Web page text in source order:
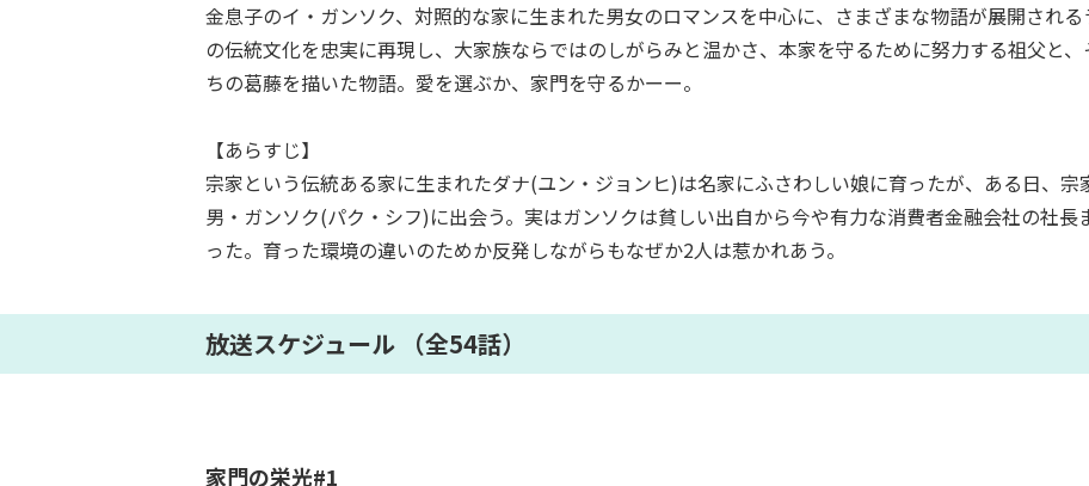
金息子のイ・ガンソク、対照的な家に生まれた男女のロマンスを中心に、さまざまな物語が展開され
の伝統文化を忠実に再現し、大家族ならではのしがらみと温かさ、本家を守るために努力する祖父と
ちの葛藤を描いた物語。愛を選ぶか、家門を守るかーー。
【あらすじ】
宗家という伝統ある家に生まれたダナ(ユン・ジョンヒ)は名家にふさわしい娘に育ったが、ある日、宗
男・ガンソク(パク・シフ)に出会う。実はガンソクは貧しい出自から今や有力な消費者金融会社の社
った。育った環境の違いのためか反発しながらもなぜか2人は惹かれあう。
放送スケジュール （全54話）
家門の栄光#1